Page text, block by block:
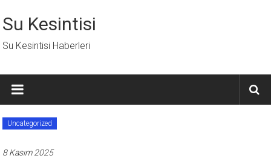
geç
Su Kesintisi
Su Kesintisi Haberleri
Uncategorized
8 Kasım 2025